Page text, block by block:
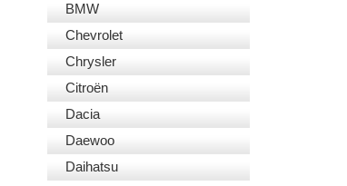
BMW
Chevrolet
Chrysler
Citroën
Dacia
Daewoo
Daihatsu